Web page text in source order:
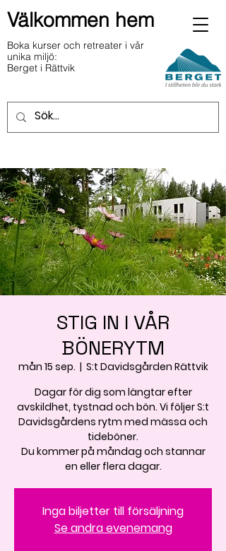
Välkommen hem
Boka kurser och retreater i vår
unika miljö:
Berget i Rättvik
STIG IN I VÅR
BÖNERYTM
mån 15 sep.
  |
S:t Davidsgården Rättvik
Dagar för dig som längtar efter
avskildhet, tystnad och bön. Vi följer S:t
Davidsgårdens rytm med mässa och
tideböner.
Du kommer på måndag och stannar
en eller flera dagar.
Inga biljetter till försäljning
Se andra evenemang